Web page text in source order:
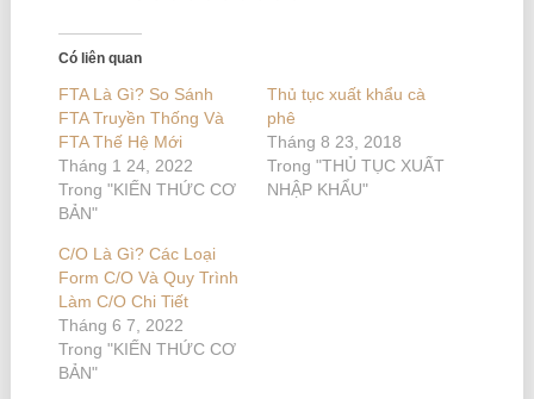
Có liên quan
FTA Là Gì? So Sánh
FTA Truyền Thống Và
FTA Thế Hệ Mới
Tháng 1 24, 2022
Trong "KIẾN THỨC CƠ
BẢN"
Thủ tục xuất khẩu cà
phê
Tháng 8 23, 2018
Trong "THỦ TỤC XUẤT
NHẬP KHẨU"
C/O Là Gì? Các Loại
Form C/O Và Quy Trình
Làm C/O Chi Tiết
Tháng 6 7, 2022
Trong "KIẾN THỨC CƠ
BẢN"